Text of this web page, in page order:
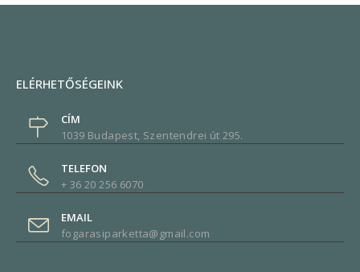
ELÉRHETŐSÉGEINK
CÍM
1039 Budapest, Szentendrei út 295.
TELEFON
+ 36 20 256 6070
EMAIL
fogarasiparketta@gmail.com